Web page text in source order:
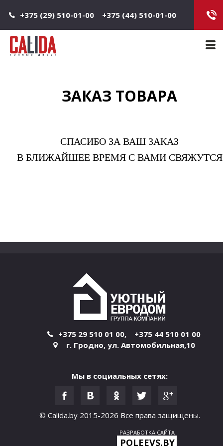
+375 (29) 510-01-00
+375 (44) 510-01-00
ЗАКАЗ ТОВАРА
СПАСИБО ЗА ВАШ ЗАКАЗ
В БЛИЖАЙШЕЕ ВРЕМЯ С ВАМИ СВЯЖУТСЯ
+375 29 510 01 00, +375 44 510 01 00
г. Гродно, ул. Автомобильная,10
Мы в социальных сетях:
© Calida.by 2015-2026 Все права защищены.
РАЗРАБОТКА САЙТА
POLEEVS.BY